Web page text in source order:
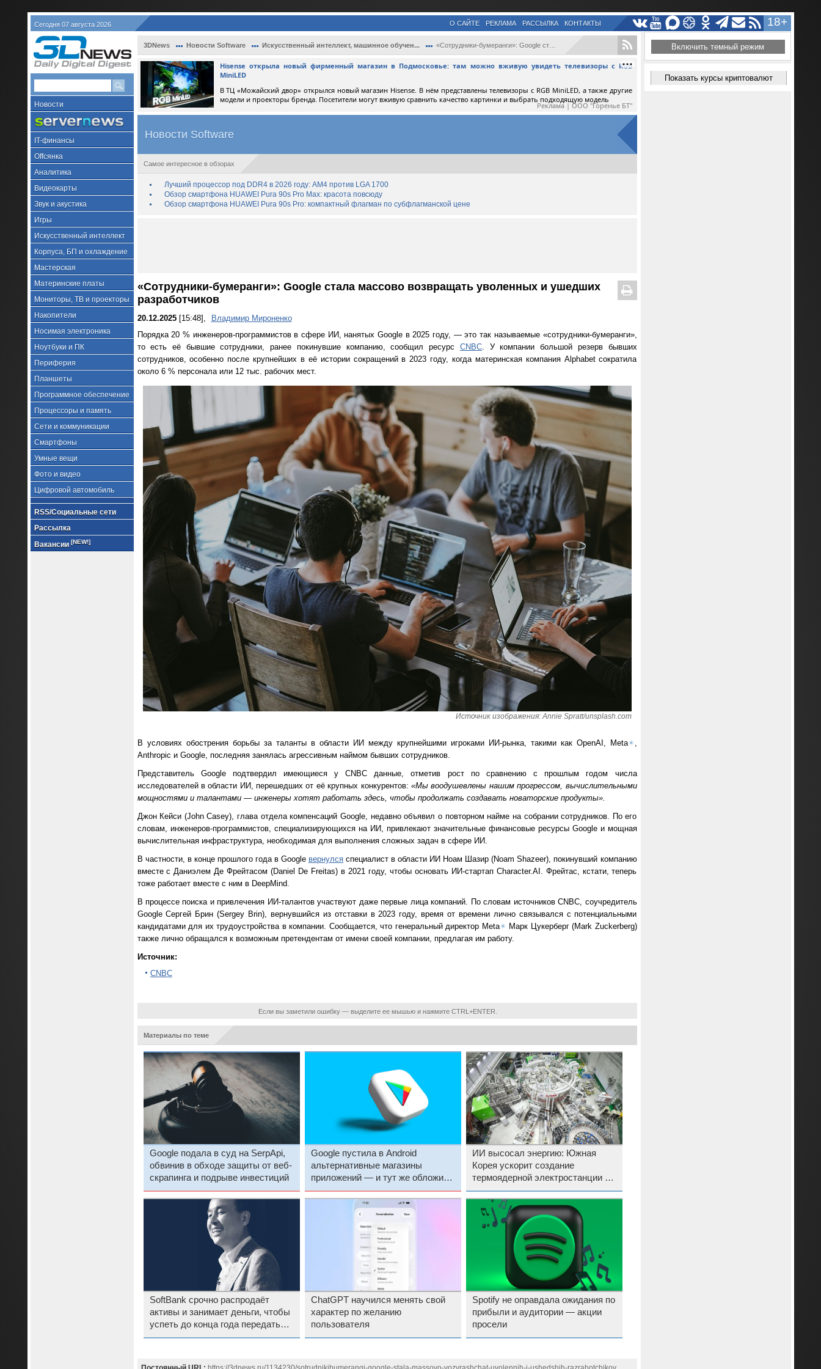
Сегодня 07 августа 2026 18+
О САЙТЕ РЕКЛАМА РАССЫЛКА КОНТАКТЫ
Новости
IT-финансы
Offсянка
Аналитика
Видеокарты
Звук и акустика
Игры
Искусственный интеллект
Корпуса, БП и охлаждение
Мастерская
Материнские платы
Мониторы, ТВ и проекторы
Накопители
Носимая электроника
Ноутбуки и ПК
Периферия
Планшеты
Программное обеспечение
Процессоры и память
Сети и коммуникации
Смартфоны
Умные вещи
Фото и видео
Цифровой автомобиль
RSS/Социальные сети
Рассылка
Вакансии [NEW!]
3DNews Новости Software Искусственный интеллект, машинное обучен... «Сотрудники-бумеранги»: Google стала мас...
Hisense открыла новый фирменный магазин в Подмосковье: там можно вживую увидеть телевизоры с RGB
MiniLED
В ТЦ «Можайский двор» открылся новый магазин Hisense. В нём представлены телевизоры с RGB MiniLED, а также другие
модели и проекторы бренда. Посетители могут вживую сравнить качество картинки и выбрать подходящую модель
Реклама | ООО "Горенье БТ"
Новости Software
Самое интересное в обзорах
Лучший процессор под DDR4 в 2026 году: AM4 против LGA 1700
Обзор смартфона HUAWEI Pura 90s Pro Max: красота повсюду
Обзор смартфона HUAWEI Pura 90s Pro: компактный флагман по субфлагманской цене
«Сотрудники-бумеранги»: Google стала массово возвращать уволенных и ушедших
разработчиков
20.12.2025[15:48],
Владимир Мироненко
Порядка 20 % инженеров-программистов в сфере ИИ, нанятых Google в 2025 году, — это так называемые «сотрудники-бумеранги»,
то есть её бывшие сотрудники, ранее покинувшие компанию, сообщил ресурс CNBC. У компании большой резерв бывших
сотрудников, особенно после крупнейших в её истории сокращений в 2023 году, когда материнская компания Alphabet сократила
около 6 % персонала или 12 тыс. рабочих мест.
Источник изображения: Annie Spratt/unsplash.com
В условиях обострения борьбы за таланты в области ИИ между крупнейшими игроками ИИ-рынка, такими как OpenAI, Meta✴ ,
Anthropic и Google, последняя занялась агрессивным наймом бывших сотрудников.
Представитель Google подтвердил имеющиеся у CNBC данные, отметив рост по сравнению с прошлым годом числа
исследователей в области ИИ, перешедших от её крупных конкурентов: «Мы воодушевлены нашим прогрессом, вычислительными
мощностями и талантами — инженеры хотят работать здесь, чтобы продолжать создавать новаторские продукты».
Джон Кейси (John Casey), глава отдела компенсаций Google, недавно объявил о повторном найме на собрании сотрудников. По его
словам, инженеров-программистов, специализирующихся на ИИ, привлекают значительные финансовые ресурсы Google и мощная
вычислительная инфраструктура, необходимая для выполнения сложных задач в сфере ИИ.
В частности, в конце прошлого года в Google вернулсяспециалист в области ИИ Ноам Шазир (Noam Shazeer), покинувший компанию
вместе с Даниэлем Де Фрейтасом (Daniel De Freitas) в 2021 году, чтобы основать ИИ-стартап Character.AI. Фрейтас, кстати, теперь
тоже работает вместе с ним в DeepMind.
В процессе поиска и привлечения ИИ-талантов участвуют даже первые лица компаний. По словам источников CNBC, соучредитель
Google Сергей Брин (Sergey Brin), вернувшийся из отставки в 2023 году, время от времени лично связывался с потенциальными
кандидатами для их трудоустройства в компании. Сообщается, что генеральный директор Meta✴ Марк Цукерберг (Mark Zuckerberg)
также лично обращался к возможным претендентам от имени своей компании, предлагая им работу.
Источник:
CNBC
Если вы заметили ошибку — выделите ее мышью и нажмите CTRL+ENTER.
Материалы по теме
Google подала в суд на SerpApi,
обвинив в обходе защиты от веб-
скрапинга и подрыве инвестиций
Google пустила в Android
альтернативные магазины
приложений — и тут же обложила
их огромными сборами
ИИ высосал энергию: Южная
Корея ускорит создание
термоядерной электростанции на
20 лет
SoftBank срочно распродаёт
активы и занимает деньги, чтобы
успеть до конца года передать
OpenAI причитающиеся $22,5
ChatGPT научился менять свой
характер по желанию
пользователя
Spotify не оправдала ожидания по
прибыли и аудитории — акции
просели
Включить темный режим
Показать курсы криптовалют